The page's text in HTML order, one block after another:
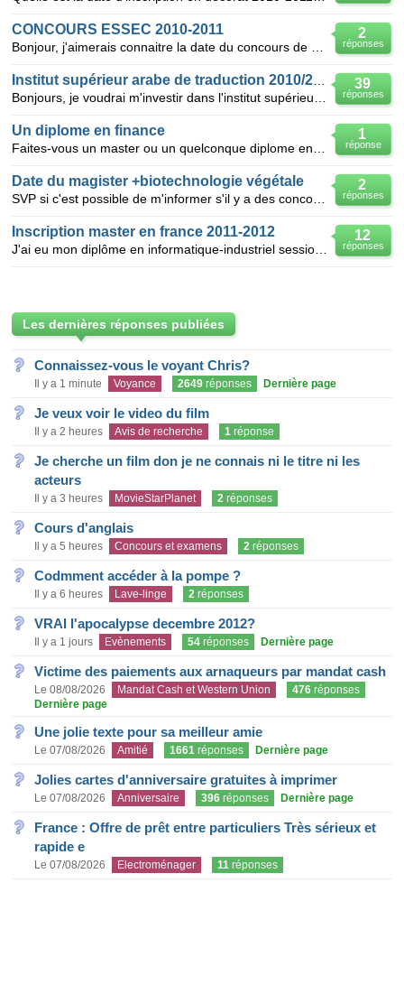
2
réponses
CONCOURS ESSEC 2010-2011
39
réponses
1
réponse
Un diplome en finance
2
réponses
Date du magister +biotechnologie végétale
12
réponses
Inscription master en france 2011-2012
Les dernières réponses publiées
Connaissez-vous le voyant Chris?
Il y a 1 minute Voyance 2649 réponses Dernière page
Je veux voir le video du film
Il y a 2 heures Avis de recherche 1 réponse
Je cherche un film don je ne connais ni le titre ni les
acteurs
Il y a 3 heures MovieStarPlanet 2 réponses
Cours d'anglais
Il y a 5 heures Concours et examens 2 réponses
Codmment accéder à la pompe ?
Il y a 6 heures Lave-linge 2 réponses
VRAI l'apocalypse decembre 2012?
Il y a 1 jours Evènements 54 réponses Dernière page
Victime des paiements aux arnaqueurs par mandat cash
Le 08/08/2026 Mandat Cash et Western Union 476 réponses
Dernière page
Une jolie texte pour sa meilleur amie
Le 07/08/2026 Amitié 1661 réponses Dernière page
Jolies cartes d'anniversaire gratuites à imprimer
Le 07/08/2026 Anniversaire 396 réponses Dernière page
France : Offre de prêt entre particuliers Très sérieux et
rapide e
Le 07/08/2026 Electroménager 11 réponses